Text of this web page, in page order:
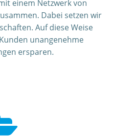
einem Netzwerk von
Dabei setzen wir
Auf diese Weise
unangenehme
ersparen.